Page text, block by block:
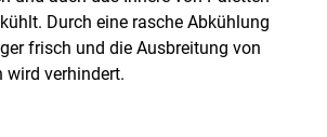
Durch eine rasche Abkühlung
frisch und die Ausbreitung von
wird verhindert.